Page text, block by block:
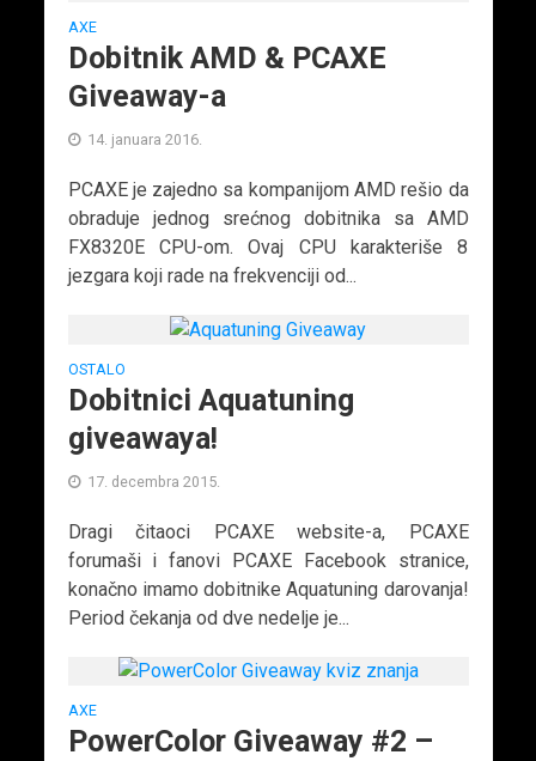
AXE
Dobitnik AMD & PCAXE
Giveaway-a
14. januara 2016.
PCAXE je zajedno sa kompanijom AMD rešio da
obraduje jednog srećnog dobitnika sa AMD
FX8320E CPU-om. Ovaj CPU karakteriše 8
jezgara koji rade na frekvenciji od...
OSTALO
Dobitnici Aquatuning
giveawaya!
17. decembra 2015.
Dragi čitaoci PCAXE website-a, PCAXE
forumaši i fanovi PCAXE Facebook stranice,
konačno imamo dobitnike Aquatuning darovanja!
Period čekanja od dve nedelje je...
AXE
PowerColor Giveaway #2 –